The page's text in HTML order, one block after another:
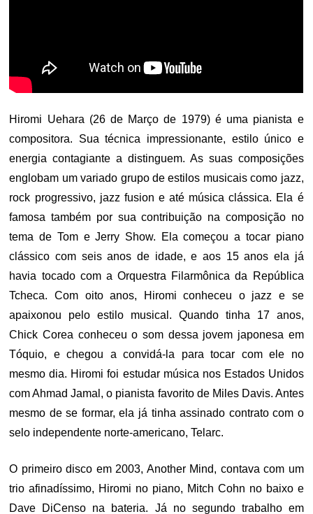
Hiromi Uehara (26 de Março de 1979) é uma pianista e
compositora. Sua técnica impressionante, estilo único e
energia contagiante a distinguem. As suas composições
englobam um variado grupo de estilos musicais como jazz,
rock progressivo, jazz fusion e até música clássica. Ela é
famosa também por sua contribuição na composição no
tema de Tom e Jerry Show. Ela começou a tocar piano
clássico com seis anos de idade, e aos 15 anos ela já
havia tocado com a Orquestra Filarmônica da República
Tcheca. Com oito anos, Hiromi conheceu o jazz e se
apaixonou pelo estilo musical. Quando tinha 17 anos,
Chick Corea conheceu o som dessa jovem japonesa em
Tóquio, e chegou a convidá-la para tocar com ele no
mesmo dia. Hiromi foi estudar música nos Estados Unidos
com Ahmad Jamal, o pianista favorito de Miles Davis. Antes
mesmo de se formar, ela já tinha assinado contrato com o
selo independente norte-americano, Telarc.
O primeiro disco em 2003, Another Mind, contava com um
trio afinadíssimo, Hiromi no piano, Mitch Cohn no baixo e
Dave DiCenso na bateria. Já no segundo trabalho em